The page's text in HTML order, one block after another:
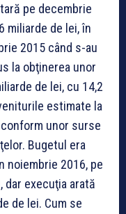
pe decembrie
miliarde de lei, în
2015 când s-au
la obţinerea unor
de lei, cu 14,2
esti­ma­te la
unor surse
Bugetul era
2016, pe
dar execuţia arată
de lei. Cum se